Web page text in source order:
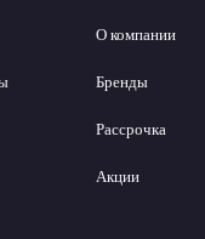
О компании
Бренды
Рассрочка
Акции